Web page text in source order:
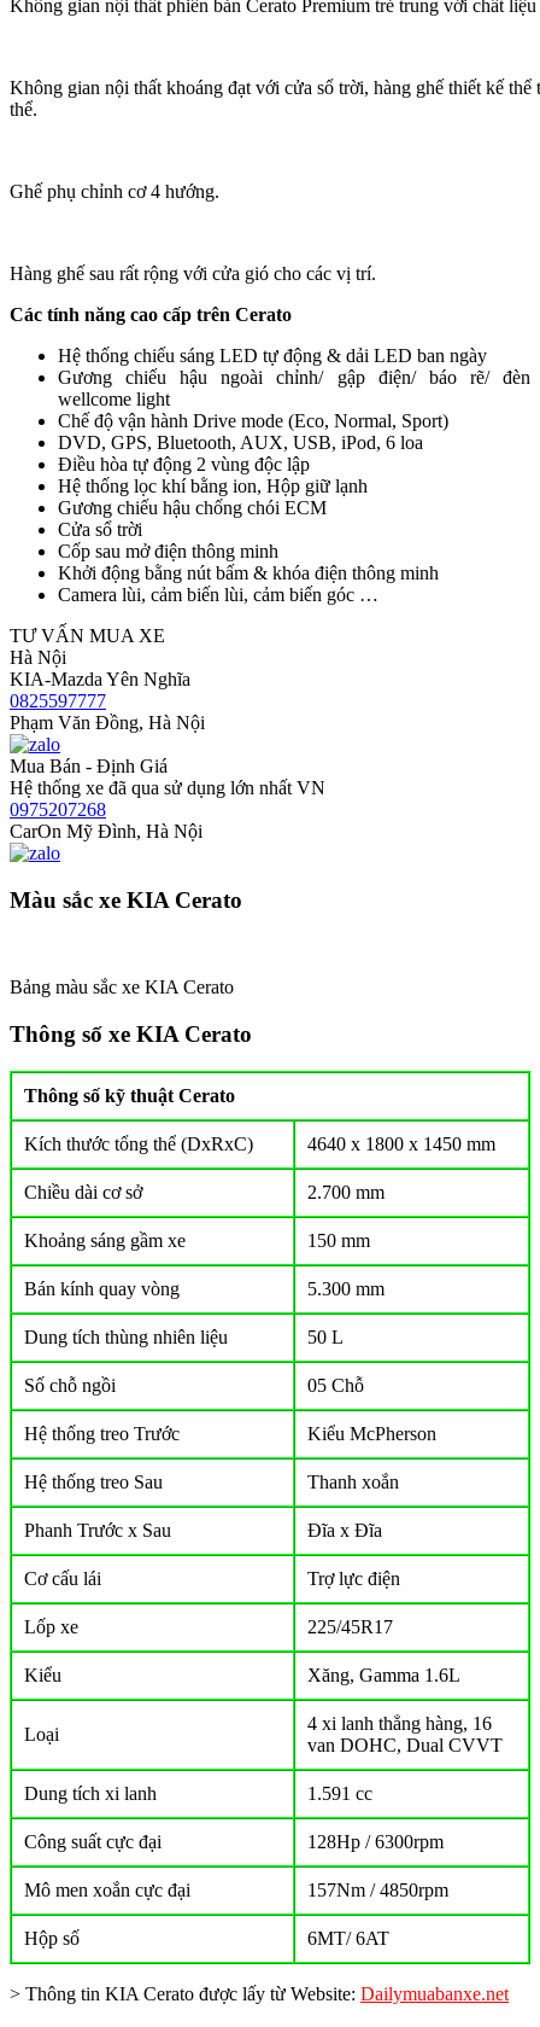
Không gian nội thất phiên bản Cerato Premium trẻ trung với chất
Không gian nội thất khoáng đạt với cửa sổ trời, hàng ghế thiết kế thể
thể.
Ghế phụ chỉnh cơ 4 hướng.
Hàng ghế sau rất rộng với cửa gió cho các vị trí.
Các tính năng cao cấp trên Cerato
Hệ thống chiếu sáng LED tự động & dải LED ban ngày
Gương chiếu hậu ngoài chỉnh/ gập điện/ báo rẽ/ đèn
wellcome light
Chế độ vận hành Drive mode (Eco, Normal, Sport)
DVD, GPS, Bluetooth, AUX, USB, iPod, 6 loa
Điều hòa tự động 2 vùng độc lập
Hệ thống lọc khí bằng ion, Hộp giữ lạnh
Gương chiếu hậu chống chói ECM
Cửa sổ trời
Cốp sau mở điện thông minh
Khởi động bằng nút bấm & khóa điện thông minh
Camera lùi, cảm biến lùi, cảm biến góc …
TƯ VẤN MUA XE
Hà Nội
KIA-Mazda Yên Nghĩa
0825597777
Phạm Văn Đồng, Hà Nội
Mua Bán - Định Giá
Hệ thống xe đã qua sử dụng lớn nhất VN
0975207268
CarOn Mỹ Đình, Hà Nội
Màu sắc xe KIA Cerato
Bảng màu sắc xe KIA Cerato
Thông số xe KIA Cerato
Thông số kỹ thuật Cerato
Kích thước tổng thể (DxRxC) 4640 x 1800 x 1450 mm
Chiều dài cơ sở 2.700 mm
Khoảng sáng gầm xe 150 mm
Bán kính quay vòng 5.300 mm
Dung tích thùng nhiên liệu 50 L
Số chỗ ngồi 05 Chỗ
Hệ thống treo Trước Kiểu McPherson
Hệ thống treo Sau Thanh xoắn
Phanh Trước x Sau Đĩa x Đĩa
Cơ cấu lái Trợ lực điện
Lốp xe 225/45R17
Kiểu Xăng, Gamma 1.6L
Loại
4 xi lanh thẳng hàng, 16
van DOHC, Dual CVVT
Dung tích xi lanh 1.591 cc
Công suất cực đại 128Hp / 6300rpm
Mô men xoắn cực đại 157Nm / 4850rpm
Hộp số 6MT/ 6AT
> Thông tin KIA Cerato được lấy từ Website: Dailymuabanxe.net